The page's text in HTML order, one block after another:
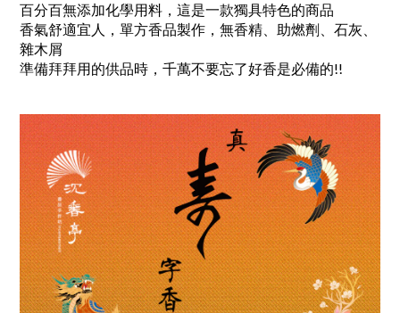
百分百無添加化學用料， 這是一款獨具特色的商品
香氣舒適宜人，單方香品製作，無香精、助燃劑、石灰、
雜木屑
準備拜拜用的供品時，千萬不要忘了好香是必備的!!